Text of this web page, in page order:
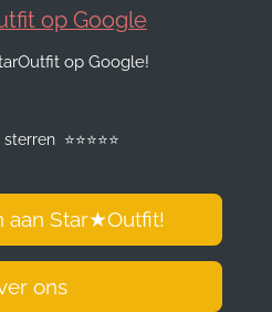
a
s
p
op Google
op Google!
sterren ⭐️⭐️⭐️⭐️⭐️
aan Star★Outfit!
ons